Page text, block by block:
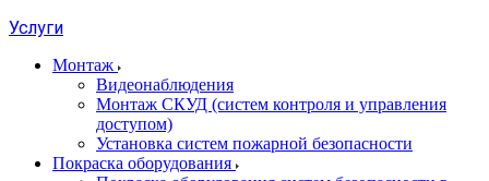
Услуги
Монтаж
Видеонаблюдения
Монтаж СКУД (систем контроля и управления
доступом)
Установка систем пожарной безопасности
Покраска оборудования